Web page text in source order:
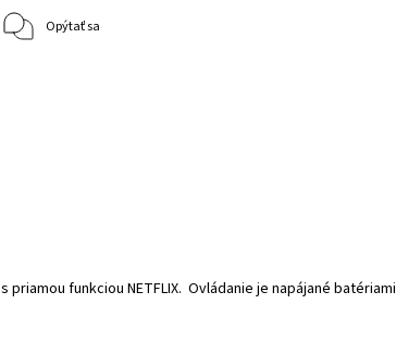
Opýtať sa
s priamou funkciou NETFLIX. Ovládanie je napájané